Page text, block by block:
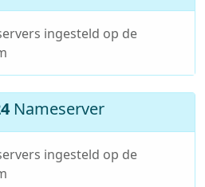
ingesteld op de
Nameserver
ingesteld op de